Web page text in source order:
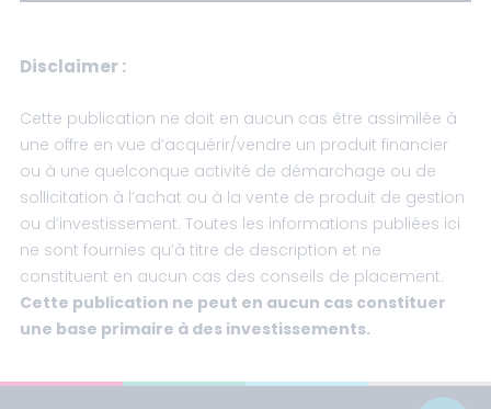
Disclaimer :
Cette publication ne doit en aucun cas être assimilée à
une offre en vue d’acquérir/vendre un produit financier
ou à une quelconque activité de démarchage ou de
sollicitation à l’achat ou à la vente de produit de gestion
ou d’investissement. Toutes les informations publiées ici
ne sont fournies qu’à titre de description et ne
constituent en aucun cas des conseils de placement.
Cette publication ne peut en aucun cas constituer
une base primaire à des investissements.